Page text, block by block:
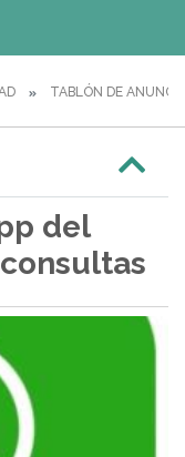
TABLÓN DE
del